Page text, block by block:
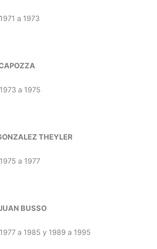
a 1973
a 1975
THEYLER
a 1977
BUSSO
a 1985 y 1989 a 1995